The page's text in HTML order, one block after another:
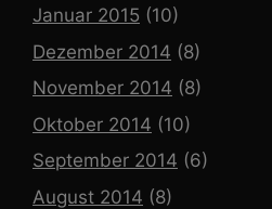
Januar 2015 (10)
Dezember 2014 (8)
November 2014 (8)
Oktober 2014 (10)
September 2014 (6)
August 2014 (8)